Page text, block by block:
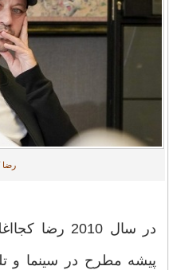
رضا
در سال 2010
پیشه مطرح در سینما و